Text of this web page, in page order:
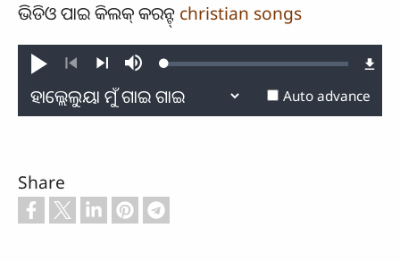
ଭିଡିଓ ପାଇ କିଲକ୍ କରନ୍ଟ୍ christian songs
Play
PreviousNext
MuteLoaded:
Auto advance
Share